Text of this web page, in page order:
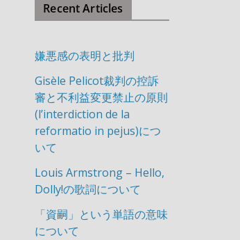
Recent Articles
嫌悪感の表明と批判
Gisèle Pelicot裁判の控訴
審と不利益変更禁止の原則
(l’interdiction de la
reformatio in pejus)につ
いて
Louis Armstrong – Hello,
Dolly!の歌詞について
「資嗣」という単語の意味
について